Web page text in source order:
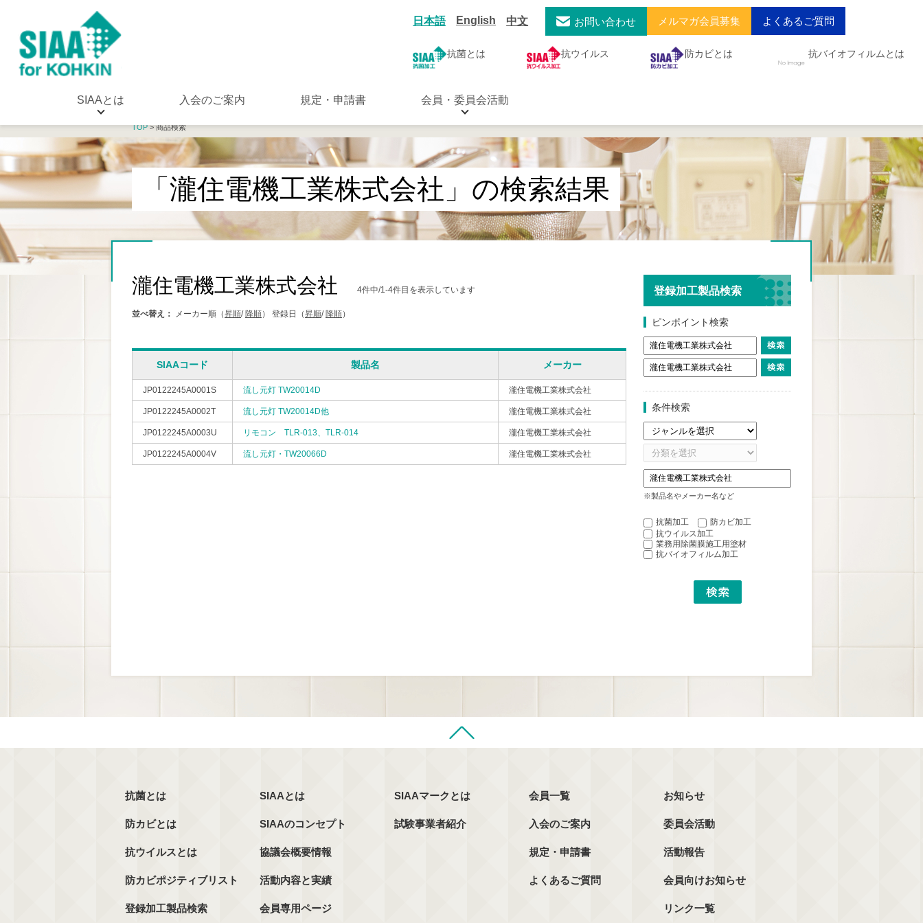
日本語 English 中文 お問い合わせ メルマガ会員募集 よくあるご質問
抗菌とは 抗ウイルス 防カビとは 抗バイオフィルムとは
SIAAとは 入会のご案内 規定・申請書 会員・委員会活動
TOP> 商品検索
「瀧住電機工業株式会社」の検索結果
瀧住電機工業株式会社 4件中/1-4件目を表示しています
並べ替え： メーカー順（昇順/ 降順） 登録日（昇順/ 降順）
SIAAコード 製品名 メーカー
JP0122245A0001S 流し元灯 TW20014D 瀧住電機工業株式会社
JP0122245A0002T 流し元灯 TW20014D他 瀧住電機工業株式会社
JP0122245A0003U リモコン TLR-013、TLR-014 瀧住電機工業株式会社
JP0122245A0004V 流し元灯・TW20066D 瀧住電機工業株式会社
登録加工製品検索
ピンポイント検索
条件検索
※製品名やメーカー名など
抗菌加工
防カビ加工
抗ウイルス加工
業務用除菌膜施工用塗材
抗バイオフィルム加工
抗菌とは
防カビとは
抗ウイルスとは
防カビポジティブリスト
登録加工製品検索
SIAAとは
SIAAのコンセプト
協議会概要情報
活動内容と実績
会員専用ページ
SIAAマークとは
試験事業者紹介
会員一覧
入会のご案内
規定・申請書
よくあるご質問
お知らせ
委員会活動
活動報告
会員向けお知らせ
リンク一覧